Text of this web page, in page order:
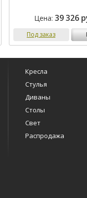
Цена: 39 326
Под заказ
Кресла
Стулья
Диваны
Столы
Свет
Распродажа